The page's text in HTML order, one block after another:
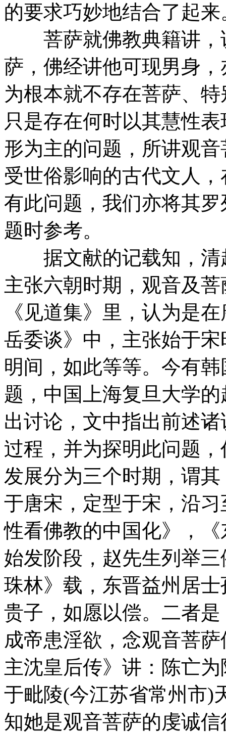
的要求巧妙地结合了起来
菩萨就佛教典籍讲，
萨，佛经讲他可现男身
为根本就不存在菩萨、
只是存在何时以其慧性
形为主的问题，所讲观
受世俗影响的古代文人
有此问题，我们亦将其
题时参考。
据文献的记载知，清
主张六朝时期，观音及
《见道集》里，认为是
岳委谈》中，主张始于
明间，如此等等。今有
题，中国上海复旦大学
出讨论，文中指出前述
过程，并为探明此问题
发展分为三个时期，谓
于唐宋，定型于宋，沿
性看佛教的中国化》，
始发阶段，赵先生列举
珠林》载，东晋益州居
贵子，如愿以偿。二者
成帝患淫欲，念观音菩
主沈皇后传》讲：陈亡
于毗陵(今江苏省常州市)
知她是观音菩萨的虔诚